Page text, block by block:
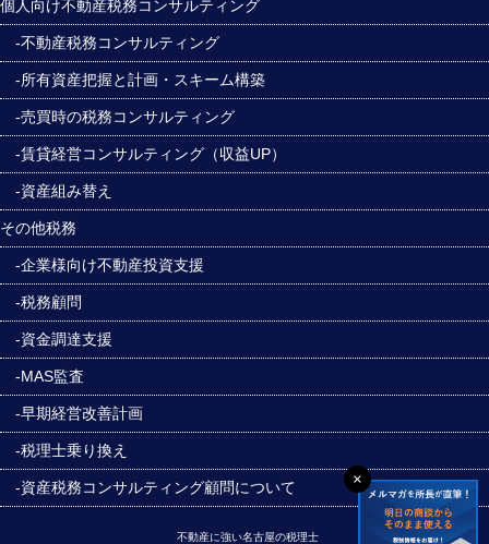
個人向け不動産税務コンサルティング
-不動産税務コンサルティング
-所有資産把握と計画・スキーム構築
-売買時の税務コンサルティング
-賃貸経営コンサルティング（収益UP）
-資産組み替え
その他税務
-企業様向け不動産投資支援
-税務顧問
-資金調達支援
-MAS監査
-早期経営改善計画
-税理士乗り換え
-資産税務コンサルティング顧問について
不動産に強い名古屋の税理士
×